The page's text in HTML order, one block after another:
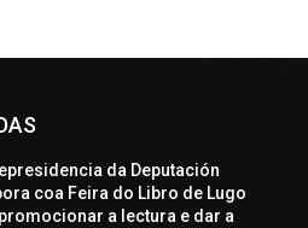
da Deputación
coa Feira do Libro de Lugo
a lectura e dar a